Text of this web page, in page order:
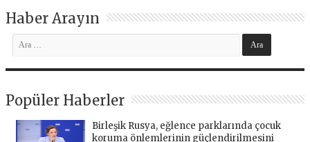
Haber Arayın
Popüler Haberler
Birleşik Rusya, eğlence parklarında çocuk
koruma önlemlerinin güçlendirilmesini